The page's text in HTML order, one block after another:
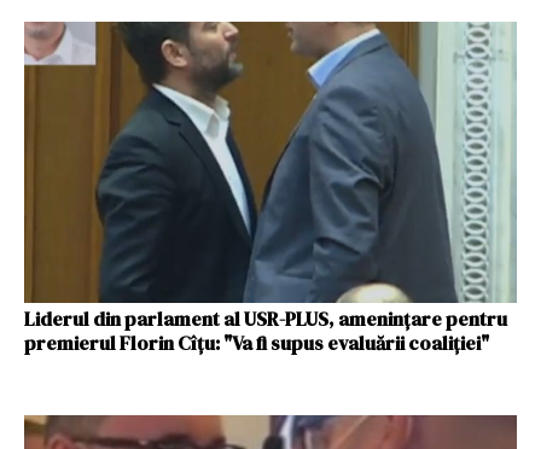
Liderul din parlament al USR-PLUS, amenințare pentru
premierul Florin Cîțu: "Va fi supus evaluării coaliției"